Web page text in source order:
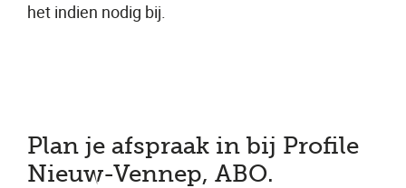
het indien nodig bij.
Plan je afspraak in bij Profile
Nieuw-Vennep, ABO.